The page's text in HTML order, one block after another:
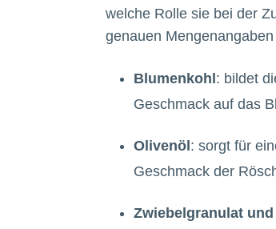
welche Rolle sie bei der
genauen
Blumenkohl: bildet
Geschmack auf das
Olivenöl: sorgt für
Geschmack der
Zwiebelgranulat